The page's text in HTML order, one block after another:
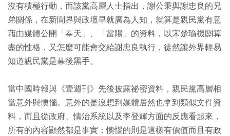
沒有積極行動，而該黨高層人士指出，謝公秉與謝忠良的兄
弟關係，在新聞界與政壇早就廣為人知，就算是親民黨有意
藉由媒體公開「奉天」、「當陽」的資料，以宋楚瑜機關算
盡的性格，又怎麼可能會交給謝忠良執行，徒然讓外界輕易
知道親民黨是幕後黑手。
當中國時報與《壹週刊》先後披露祕密資料，親民黨高層相
當意外與懊惱。意外的是沒想到媒體居然也拿到類似文件資
料，而且從政府、情治系統以及李登輝方面的反應看起來，
所有的內容顯然都是事實；懊惱的則是這樣有價值而且有政